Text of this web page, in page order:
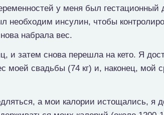
у меня был гестационный
необходим инсулин, чтобы
набрала вес.
и затем снова перешла на кето. Я
моей свадьбы (74 кг) и, наконец, мой
а мои калории истощались, я